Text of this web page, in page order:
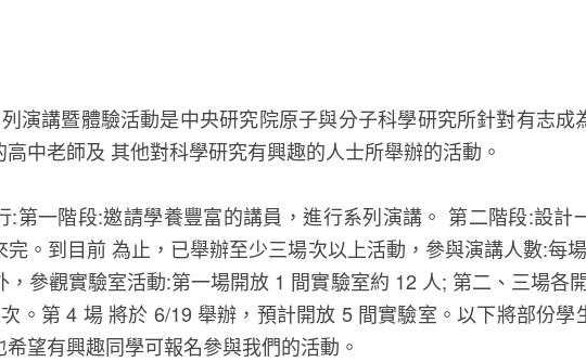
演講暨體驗活動是中央研究院原子與分子科學研究所針對有志成
中老師及 其他對科學研究有興趣的人士所舉辦的活動。
:第一階段:邀請學養豐富的講員，進行系列演講。 第二階段:設計
。到目前 為止，已舉辦至少三場次以上活動，參與演講人數:每
參觀實驗室活動:第一場開放 1 間實驗室約 12 人; 第二、三場各
。第 4 場 將於 6/19 舉辦，預計開放 5 間實驗室。以下將部份學
望有興趣同學可報名參與我們的活動。